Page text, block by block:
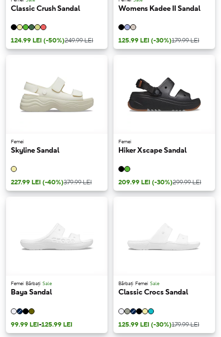
Classic Crush Sandal
124.99 LEI (-50%)249.99 LEI
Womens Kadee II Sandal
125.99 LEI (-30%)179.99 LEI
Femei
Skyline Sandal
227.99 LEI (-40%)379.99 LEI
Femei
Hiker Xscape Sandal
209.99 LEI (-30%)299.99 LEI
Femei Bărbați Sale
Baya Sandal
99.99 LEI-125.99 LEI
Bărbați Femei Sale
Classic Crocs Sandal
125.99 LEI (-30%)179.99 LEI